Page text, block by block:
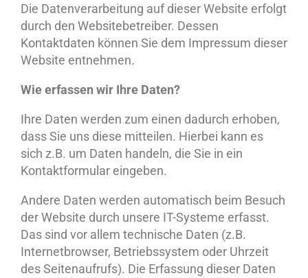
Die Datenverarbeitung auf dieser Website erfolgt
durch den Websitebetreiber. Dessen
Kontaktdaten können Sie dem Impressum dieser
Website entnehmen.
Wie erfassen wir Ihre Daten?
Ihre Daten werden zum einen dadurch erhoben,
dass Sie uns diese mitteilen. Hierbei kann es
sich z.B. um Daten handeln, die Sie in ein
Kontaktformular eingeben.
Andere Daten werden automatisch beim Besuch
der Website durch unsere IT-Systeme erfasst.
Das sind vor allem technische Daten (z.B.
Internetbrowser, Betriebssystem oder Uhrzeit
des Seitenaufrufs). Die Erfassung dieser Daten